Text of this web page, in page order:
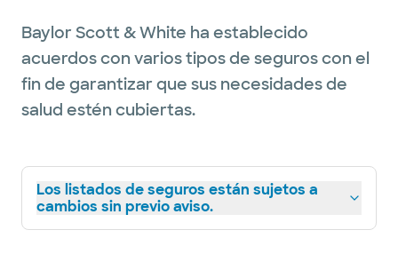
Baylor Scott & White ha establecido
acuerdos con varios tipos de seguros con el
fin de garantizar que sus necesidades de
salud estén cubiertas.
Los listados de seguros están sujetos a
cambios sin previo aviso.